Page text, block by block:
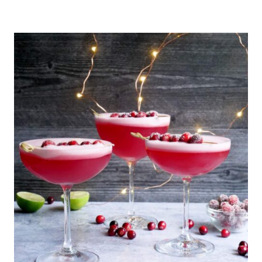
NAVIDAD
NOCHEBUENA
|
PARA
FIESTAS
|
PARA
NIÑOS
|
POSTRES
|
RECETAS
EL
DÍA
DE